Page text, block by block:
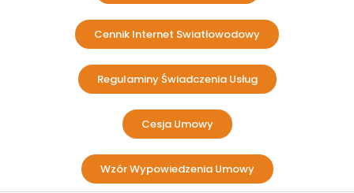
Cennik Internet Swiatłowodowy
Regulaminy Świadczenia Usług
Cesja Umowy
Wzór Wypowiedzenia Umowy